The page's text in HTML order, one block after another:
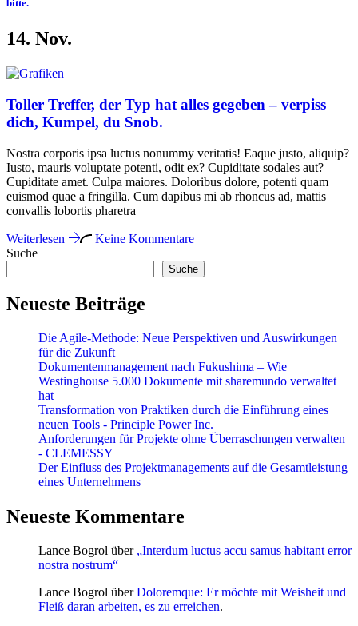
bitte.
14. Nov.
Toller Treffer, der Typ hat alles gegeben – verpiss
dich, Kumpel, du Snob.
Nostra corporis ipsa luctus nonummy veritatis! Eaque justo, aliquip?
Iusto, mauris voluptate potenti, odit ex? Cupiditate sodales aut?
Cupiditate amet. Culpa maiores. Doloribus dolore, potenti quam
euismod quae a fringilla. Cum dapibus mi ab rhoncus ad, mattis
convallis lobortis pharetra
Weiterlesen
Keine Kommentare
Suche
Suche
Neueste Beiträge
Die Agile-Methode: Neue Perspektiven und Auswirkungen
für die Zukunft
Dokumentenmanagement nach Fukushima – Wie
Westinghouse 5.000 Dokumente mit sharemundo verwaltet
hat
Transformation von Praktiken durch die Einführung eines
neuen Tools - Principle Power Inc.
Anforderungen für Projekte ohne Überraschungen verwalten
- CLEMESSY
Der Einfluss des Projektmanagements auf die Gesamtleistung
eines Unternehmens
Neueste Kommentare
Lance Bogrol über „Interdum luctus accu samus habitant error
nostra nostrum“
Lance Bogrol überDoloremque: Er möchte mit Weisheit und
Fleiß daran arbeiten, es zu erreichen.